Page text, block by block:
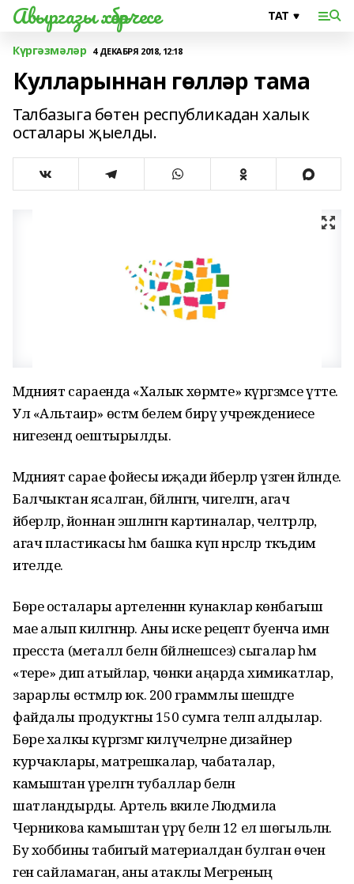
Авыргазы хәбәрчесе
Күргәзмәләр 4 ДЕКАБРЯ 2018, 12:18
Кулларыннан гөлләр тама
Талбазыга бөтен республикадан халык
осталары җыелды.
Мәдәният сараенда «Халык хөрмәте» күргәзмәсе үтте.
Ул «Альтаир» өстәмә белем бирү учреждениесе
нигезендә оештырылды.
Мәдәният сарае фойесы иҗади әйберләр үзәгенә әйләнде.
Балчыктан ясалган, бәйләнгән, чигелгән, агач
әйберләр, йоннан эшләнгән картиналар, челтәрләр,
агач пластикасы һәм башка күп нәрсәләр тәкъдим
ителде.
Бөре осталары артеленнән кунаклар көнбагыш
мае алып килгәннәр. Аны иске рецепт буенча имән
пресста (металл белән бәйләнешсез) сыгалар һәм
«тере» дип атыйлар, чөнки аңарда химикатлар,
зарарлы өстәмәләр юк. 200 граммлы шешәдәге
файдалы продуктны 150 сумга теләп алдылар.
Бөре халкы күргәзмәгә килүчеләрне дизайнер
курчаклары, матрешкалар, чабаталар,
камыштан үрелгән тубаллар белән
шатландырды. Артель вәкиле Людмила
Черникова камыштан үрү белән 12 ел шөгыльләнә.
Бу хоббины табигый материалдан булган өчен
генә сайламаган, аны атаклы Мегреның